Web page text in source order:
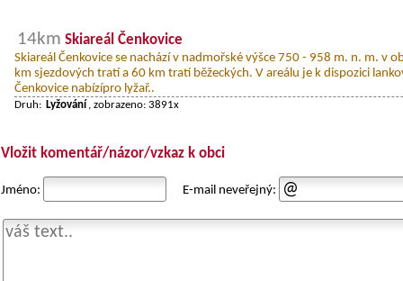
14km Skiareál Čenkovice
Skiareál Čenkovice se nachází v nadmořské výšce 750 - 958 m. n. m. v
km sjezdových tratí a 60 km tratí běžeckých. V areálu je k dispozici
Čenkovice nabízípro lyžař..
Druh: Lyžování , zobrazeno: 3891x
Vložit komentář/názor/vzkaz k obci
Jméno: E-mail neveřejný: